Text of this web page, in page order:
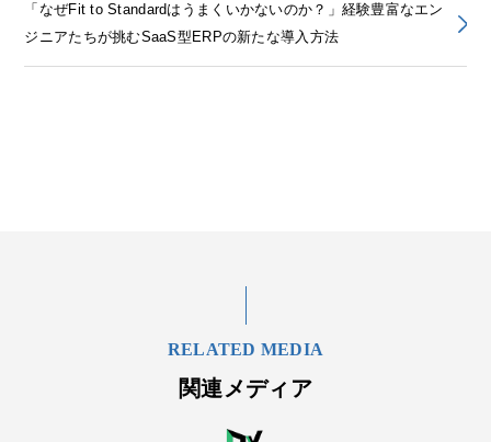
「なぜFit to Standardはうまくいかないのか？」経験豊富なエン
ジニアたちが挑むSaaS型ERPの新たな導入方法
RELATED MEDIA
関連メディア